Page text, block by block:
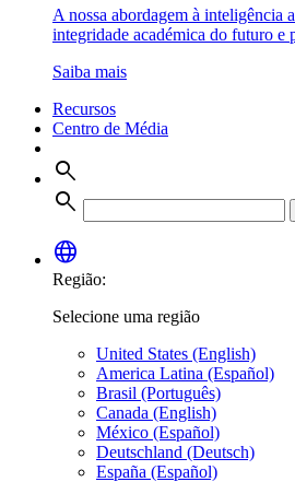
A nossa abordagem à inteligência
integridade académica do futuro e
Saiba mais
Recursos
Centro de Média
search
search
language
Região:
Selecione uma região
United States (English)
America Latina (Español)
Brasil (Português)
Canada (English)
México (Español)
Deutschland (Deutsch)
España (Español)